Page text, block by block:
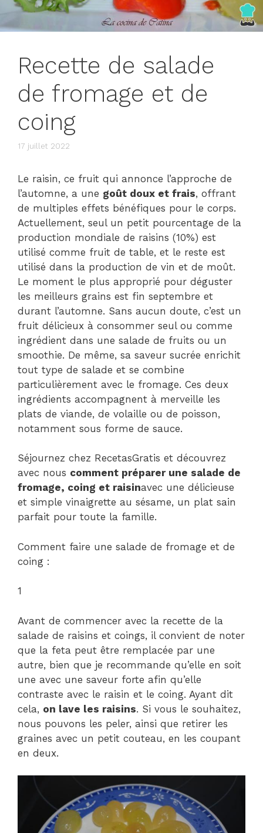
Recette de salade
de fromage et de
coing
17 juillet 2022
Le raisin, ce fruit qui annonce l’approche de
l’automne, a une goût doux et frais, offrant
de multiples effets bénéfiques pour le corps.
Actuellement, seul un petit pourcentage de la
production mondiale de raisins (10%) est
utilisé comme fruit de table, et le reste est
utilisé dans la production de vin et de moût.
Le moment le plus approprié pour déguster
les meilleurs grains est fin septembre et
durant l’automne. Sans aucun doute, c’est un
fruit délicieux à consommer seul ou comme
ingrédient dans une salade de fruits ou un
smoothie. De même, sa saveur sucrée enrichit
tout type de salade et se combine
particulièrement avec le fromage. Ces deux
ingrédients accompagnent à merveille les
plats de viande, de volaille ou de poisson,
notamment sous forme de sauce.
Séjournez chez RecetasGratis et découvrez
avec nous comment préparer une salade de
fromage, coing et raisinavec une délicieuse
et simple vinaigrette au sésame, un plat sain
parfait pour toute la famille.
Comment faire une salade de fromage et de
coing :
1
Avant de commencer avec la recette de la
salade de raisins et coings, il convient de noter
que la feta peut être remplacée par une
autre, bien que je recommande qu’elle en soit
une avec une saveur forte afin qu’elle
contraste avec le raisin et le coing. Ayant dit
cela, on lave les raisins. Si vous le souhaitez,
nous pouvons les peler, ainsi que retirer les
graines avec un petit couteau, en les coupant
en deux.